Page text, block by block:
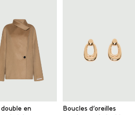
en
Boucles d’oreilles